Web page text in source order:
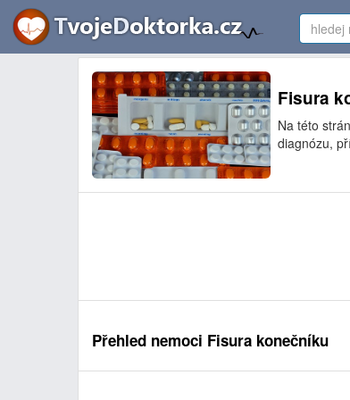
Fisura
Na této
diagnózu,
Přehled nemoci Fisura konečníku